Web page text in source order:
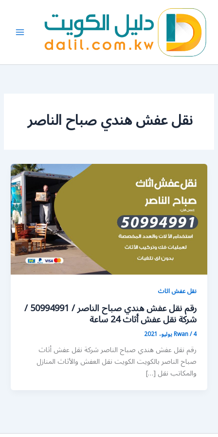
المحتوى
نقل عفش هندي صباح الناصر
نقل عفش اثاث
رقم نقل عفش هندي صباح الناصر / 50994991 /
شركة نقل عفش أثاث 24 ساعة
Rwan/4 يوليو، 2021
رقم نقل عفش هندي صباح الناصر شركة نقل عفش أثاث
صباح الناصر بالكويت الكويت نقل العفش والأثاث المنازل
والمكاتب نقل […]